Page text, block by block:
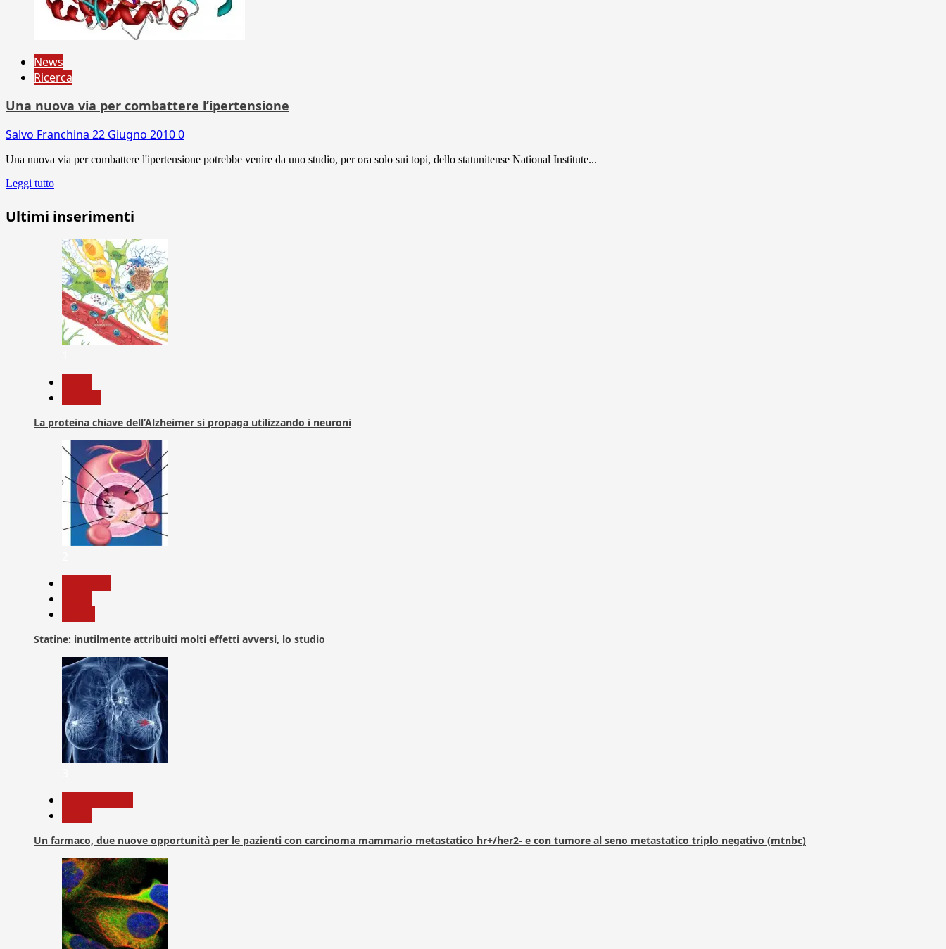
News
Ricerca
Una nuova via per combattere l’ipertensione
Salvo Franchina 22 Giugno 20100
Una nuova via per combattere l'ipertensione potrebbe venire da uno studio, per ora solo sui topi, dello statunitense National Institute...
Leggi tutto
Ultimi inserimenti
La proteina chiave dell’Alzheimer si propaga utilizzando i neuroni
Statine: inutilmente attribuiti molti effetti avversi, lo studio
Un farmaco, due nuove opportunità per le pazienti con carcinoma mammario metastatico hr+/her2- e con tumore al seno metastatico triplo negativo (mtnbc)